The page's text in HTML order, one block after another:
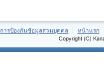
การป้องกันข้อมูลส่วนบุคคล หน้าแรก